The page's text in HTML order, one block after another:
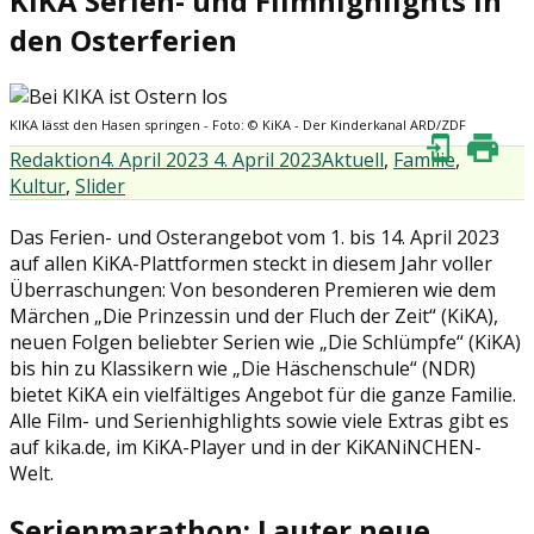
den Osterferien
KIKA lässt den Hasen springen - Foto: © KiKA - Der Kinderkanal ARD/ZDF
Redaktion4. April 2023 4. April 2023Aktuell, Familie,
Kultur, Slider
Das Ferien- und Osterangebot vom 1. bis 14. April 2023
auf allen KiKA-Plattformen steckt in diesem Jahr voller
Überraschungen: Von besonderen Premieren wie dem
Märchen „Die Prinzessin und der Fluch der Zeit“ (KiKA),
neuen Folgen beliebter Serien wie „Die Schlümpfe“ (KiKA)
bis hin zu Klassikern wie „Die Häschenschule“ (NDR)
bietet KiKA ein vielfältiges Angebot für die ganze Familie.
Alle Film- und Serienhighlights sowie viele Extras gibt es
auf kika.de, im KiKA-Player und in der KiKANiNCHEN-
Welt.